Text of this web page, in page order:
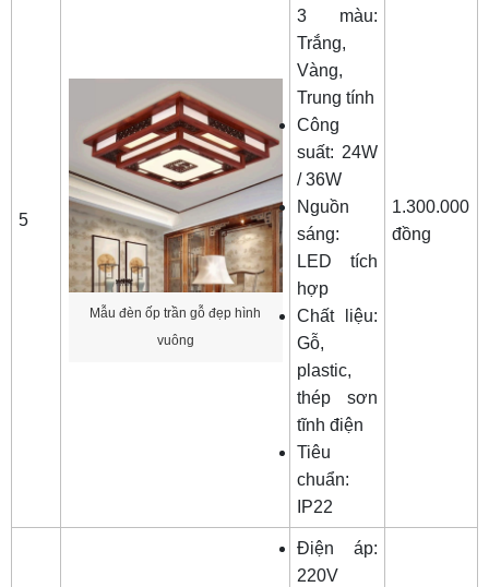
5
Mẫu đèn ốp trần gỗ đẹp hình
vuông
3 màu:
Trắng,
Vàng,
Trung tính
Công
suất: 24W
/ 36W
Nguồn
sáng:
LED tích
hợp
Chất liệu:
Gỗ,
plastic,
thép sơn
tĩnh điện
Tiêu
chuẩn:
IP22
1.300.000
đồng
Điện áp:
220V